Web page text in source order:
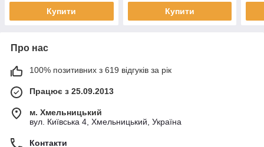
Купити Купити
Про нас
100% позитивних з 619 відгуків за рік
Працює з 25.09.2013
м. Хмельницький
вул. Київська 4, Хмельницький, Україна
Контакти